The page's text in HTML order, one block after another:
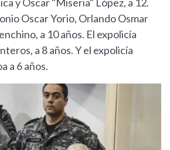
Oscar Yorio, Orlando Osmar
a 10 años. El expolicía
a 8 años. Y el expolicía
a 6 años.